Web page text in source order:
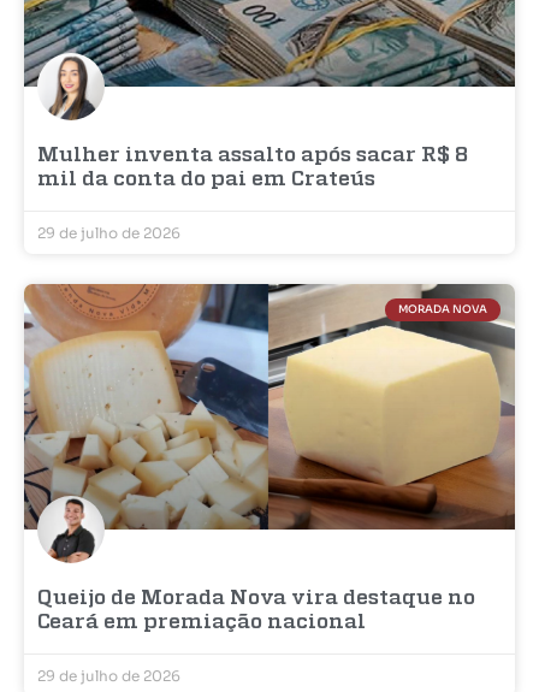
Mulher inventa assalto após sacar R$ 8
mil da conta do pai em Crateús
29 de julho de 2026
MORADA NOVA
Queijo de Morada Nova vira destaque no
Ceará em premiação nacional
29 de julho de 2026